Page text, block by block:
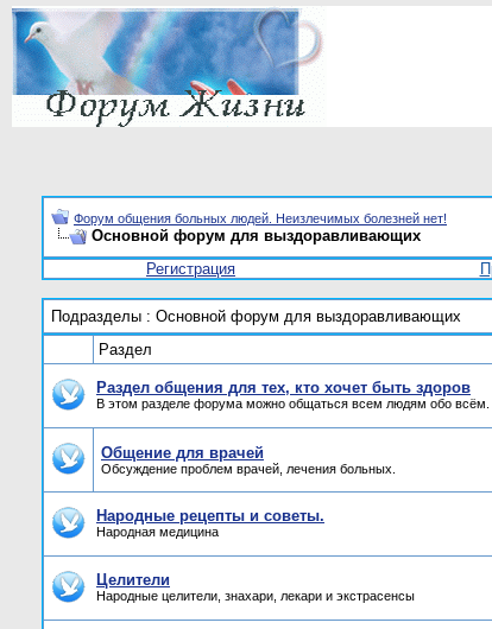
Форум общения больных людей. Неизлечимых болезней нет!
Основной форум для выздоравливающих
Регистрация
Подразделы : Основной форум для выздоравливающих
Раздел
Раздел общения для тех, кто хочет быть здоров
В этом разделе форума можно общаться всем людям обо всём.
Общение для врачей
Обсуждение проблем врачей, лечения больных.
Народные рецепты и советы.
Народная медицина
Целители
Народные целители, знахари, лекари и экстрасенсы